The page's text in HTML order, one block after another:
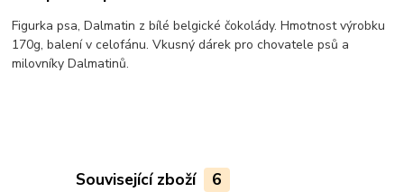
Figurka psa, Dalmatin z bílé belgické čokolády. Hmotnost výrobku
170g, balení v celofánu. Vkusný dárek pro chovatele psů a
milovníky Dalmatinů.
Související zboží 6